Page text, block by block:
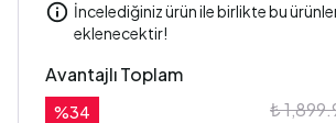
İncelediğiniz ürün ile birlikte bu
eklenecektir!
Avantajlı Toplam
%34 ₺